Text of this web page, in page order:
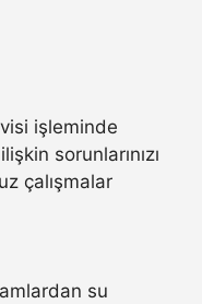
işleminde
sorunlarınızı
çalışmalar
su